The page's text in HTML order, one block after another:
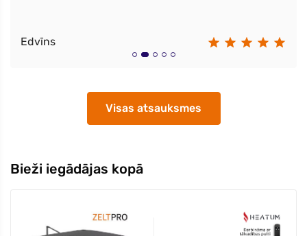
Edvīns
Visas atsauksmes
Bieži iegādājas kopā